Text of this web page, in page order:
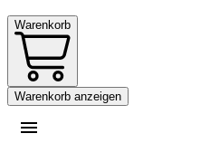
Warenkorb
Warenkorb anzeigen